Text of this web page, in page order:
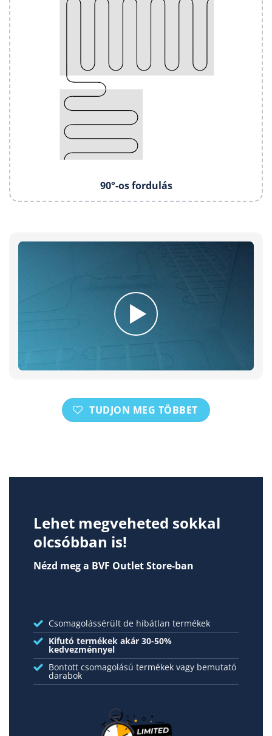
90°-os fordulás
TUDJON MEG TÖBBET
Lehet megveheted sokkal
olcsóbban is!
Nézd meg a BVF Outlet Store-ban
Csomagolássérült de hibátlan termékek
Kifutó termékek akár 30-50%
kedvezménnyel
Bontott csomagolású termékek vagy bemutató
darabok